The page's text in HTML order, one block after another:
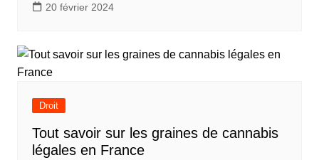
20 février 2024
Droit
Tout savoir sur les graines de cannabis
légales en France